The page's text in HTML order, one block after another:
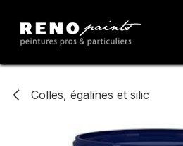
Colles, égalines et silic